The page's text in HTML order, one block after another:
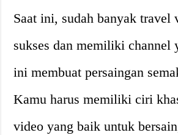
Saat ini, sudah banyak travel
sukses dan memiliki channel
ini membuat persaingan
Kamu harus memiliki ciri
video yang baik untuk